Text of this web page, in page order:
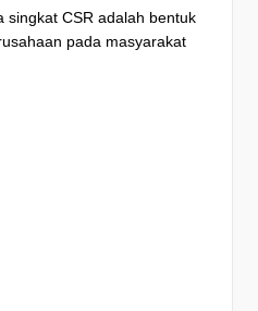
singkat CSR adalah bentuk
pada masyarakat